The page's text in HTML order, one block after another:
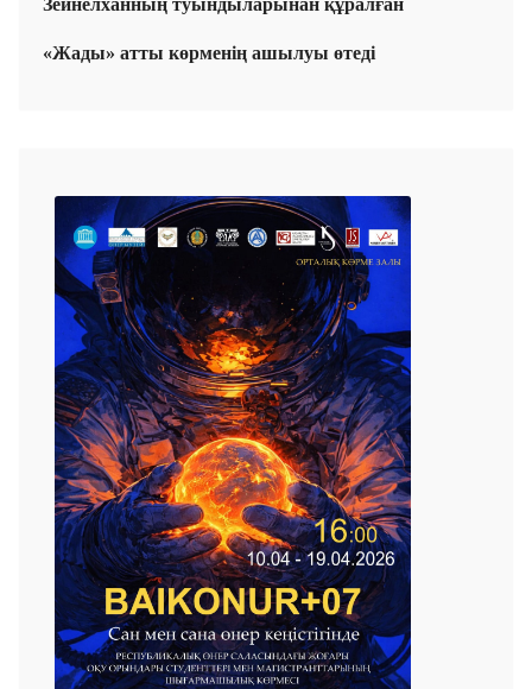
Зейнелханның туындыларынан құралған
«Жады» атты көрменің ашылуы өтеді